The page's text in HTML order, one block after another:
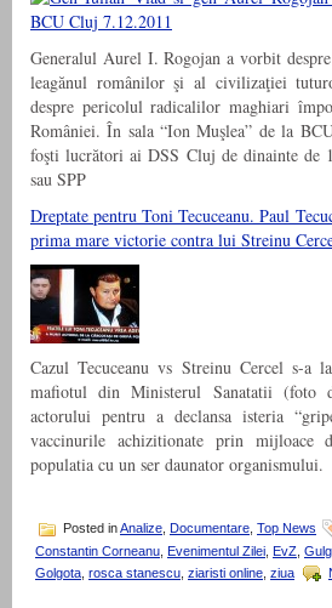
Generalul Aurel I. Rogojan a vorbit
leagănul românilor şi al civilizaţiei
despre pericolul radicalilor maghiari
României. În sala “Ion Muşlea” de la
foşti lucrători ai DSS Cluj de dinainte de
sau SPP
Dreptate pentru Toni Tecuceanu. Paul
prima mare victorie contra lui Streinu
Cazul Tecuceanu vs Streinu Cercel s-a
mafiotul din Ministerul Sanatatii (foto
actorului pentru a declansa isteria
vaccinurile achizitionate prin mijloace
populatia cu un ser daunator organismului.
Posted inAnalize Documentare Top News
Constantin Corneanu, Evenimentul Zilei, EvZ,
Golgota rosca stanescu ziaristi online ziua